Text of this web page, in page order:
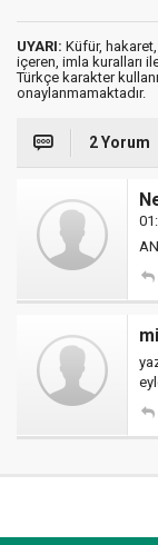
UYARI: Küfür,
içeren, imla kuralları
Türkçe karakter
onaylanmamaktadır.
2 Yorum